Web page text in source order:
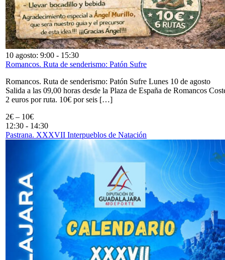
10 agosto: 9:00 - 15:30
Romancos. Ruta de senderismo: Patón Sufre
Romancos. Ruta de senderismo: Patón Sufre Lunes 10 de agosto
Salida a las 09,00 horas desde la Plaza de España de Romancos
2 euros por ruta. 10€ por seis […]
2€ – 10€
12:30 - 14:30
Pastrana. XXXVII Interpueblos de Natación